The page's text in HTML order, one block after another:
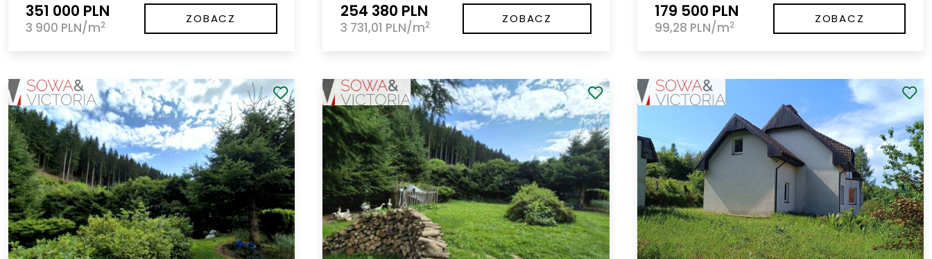
351 000 PLN
3 900 PLN/m2 ZOBACZ 254 380 PLN
3 731,01 PLN/m2 ZOBACZ 179 500 PLN
99,28 PLN/m2 ZOBACZ